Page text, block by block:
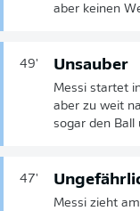
aber keinen
49' Unsauber
Messi startet
aber zu weit
sogar den Ball
47'
Messi zieht